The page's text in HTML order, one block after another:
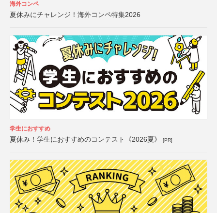
海外コンペ
夏休みにチャレンジ！海外コンペ特集2026
学生におすすめ
夏休み！学生におすすめのコンテスト《2026夏》 [PR]